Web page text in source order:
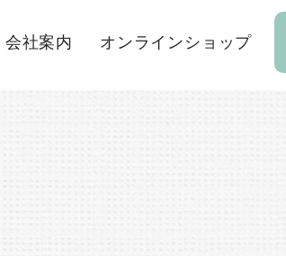
会社案内 オンラインショップ